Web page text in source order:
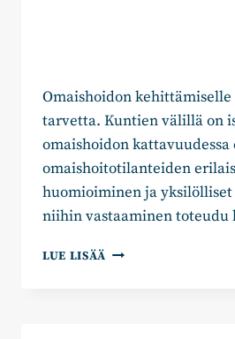
Omaishoidon
tarvetta. Kuntien välillä on
omaishoidon kattavuudessa
omaishoitotilanteiden
huomioiminen ja
niihin vastaaminen toteudu
LUE LISÄÄ SENIORIFOORUMIN